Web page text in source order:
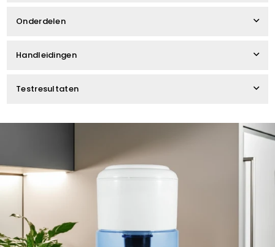
Onderdelen
Handleidingen
Testresultaten